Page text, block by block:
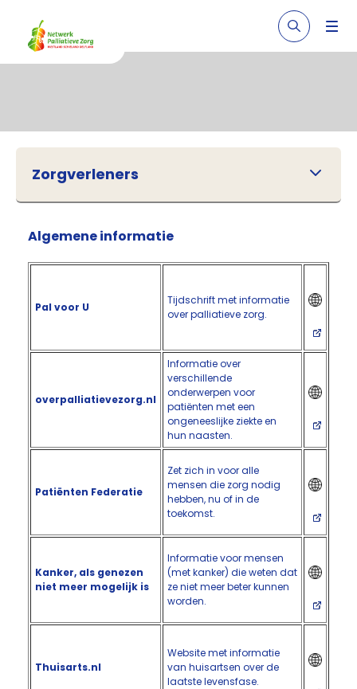
Zorgverleners
Algemene informatie
Pal voor U
Tijdschrift met informatie
over palliatieve zorg.
overpalliatievezorg.nl
Informatie over
verschillende
onderwerpen voor
patiënten met een
ongeneeslijke ziekte en
hun naasten.
Patiënten Federatie
Zet zich in voor alle
mensen die zorg nodig
hebben, nu of in de
toekomst.
Kanker, als genezen
niet meer mogelijk is
Informatie voor mensen
(met kanker) die weten dat
ze niet meer beter kunnen
worden.
Thuisarts.nl
Website met informatie
van huisartsen over de
laatste levensfase.